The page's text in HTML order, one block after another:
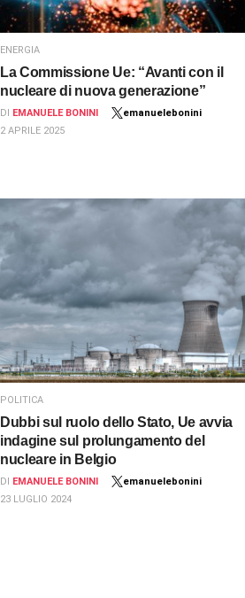
ENERGIA
La Commissione Ue: “Avanti con il
nucleare di nuova generazione”
DI EMANUELE BONINI
emanuelebonini
2 APRILE 2025
POLITICA
Dubbi sul ruolo dello Stato, Ue avvia
indagine sul prolungamento del
nucleare in Belgio
DI EMANUELE BONINI
emanuelebonini
23 LUGLIO 2024